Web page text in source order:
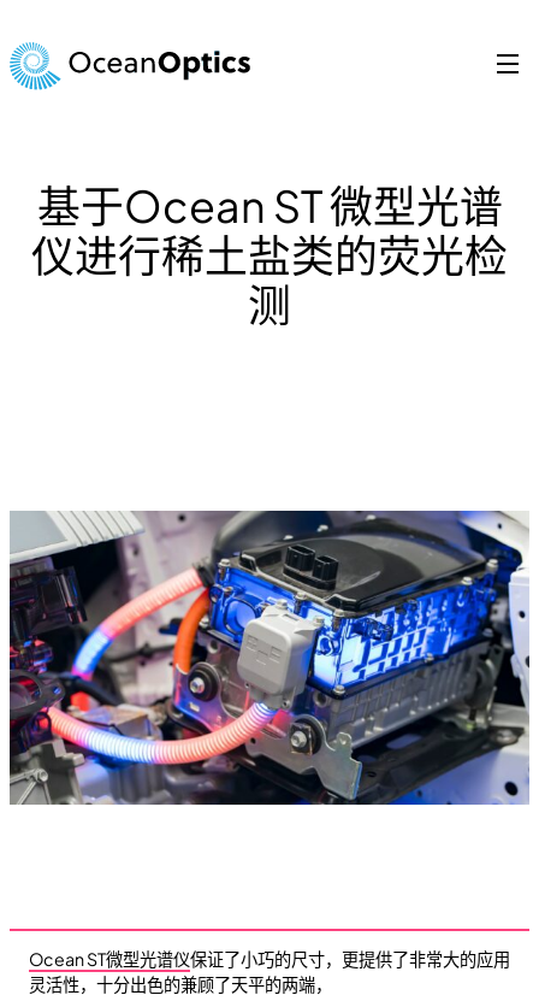
至
内
基于Ocean ST 微型光谱
仪进行稀土盐类的荧光检
测
Ocean ST微型光谱仪保证了小巧的尺寸，更提供了非常大的应用
灵活性，十分出色的兼顾了天平的两端，